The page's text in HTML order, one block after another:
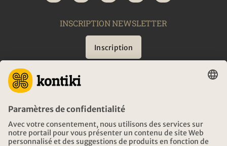
INSCRIPTION NEWSLETTER
Inscription
CONSEIL
URGENCES EN VOYAGE
HEURES D'OUVERTURE KONTIKI VOYAGES